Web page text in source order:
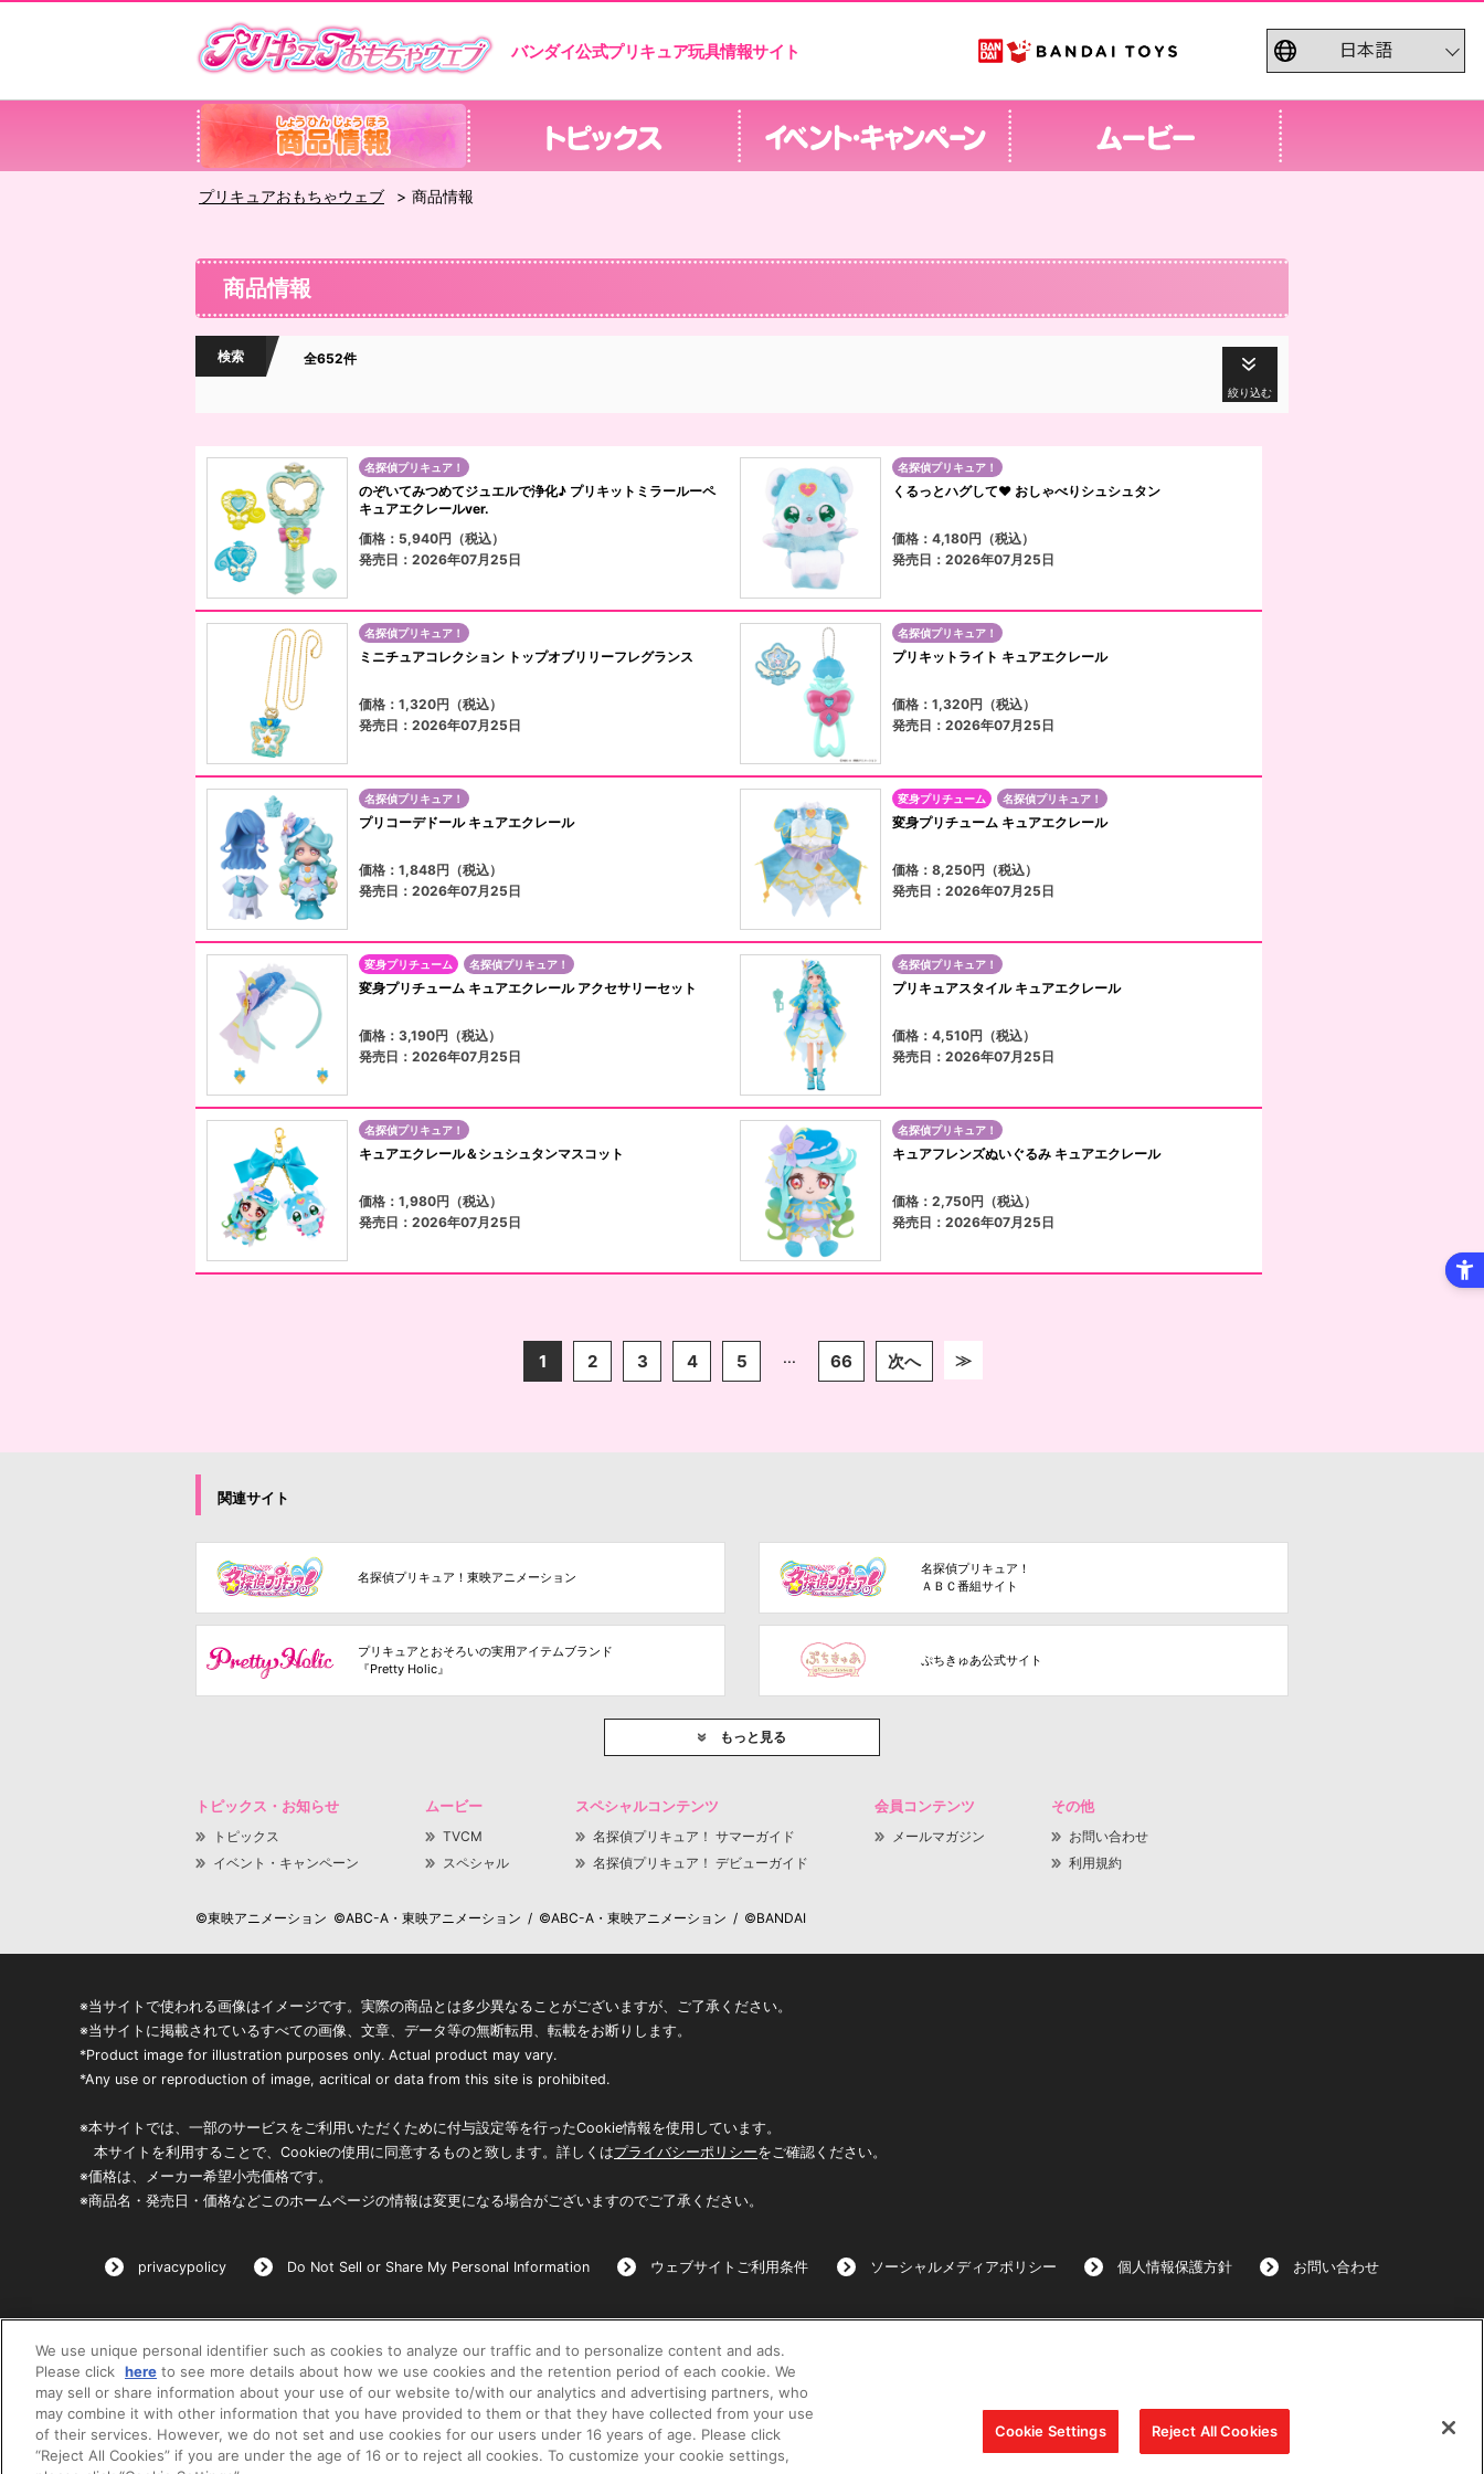
バンダイ公式プリキュア玩具情報サイト
プリキュアおもちゃウェブ 商品情報
商品情報
検索 全652件
絞り込む
名探偵プリキュア！
のぞいてみつめてジュエルで浄化♪ プリキットミラールーペ
キュアエクレールver.
価格：5,940円（税込）
発売日：2026年07月25日
名探偵プリキュア！
くるっとハグして♥ おしゃべりシュシュタン
価格：4,180円（税込）
発売日：2026年07月25日
名探偵プリキュア！
ミニチュアコレクション トップオブリリーフレグランス
価格：1,320円（税込）
発売日：2026年07月25日
名探偵プリキュア！
プリキットライト キュアエクレール
価格：1,320円（税込）
発売日：2026年07月25日
名探偵プリキュア！
プリコーデドール キュアエクレール
価格：1,848円（税込）
発売日：2026年07月25日
変身プリチューム 名探偵プリキュア！
変身プリチューム キュアエクレール
価格：8,250円（税込）
発売日：2026年07月25日
変身プリチューム 名探偵プリキュア！
変身プリチューム キュアエクレール アクセサリーセット
価格：3,190円（税込）
発売日：2026年07月25日
名探偵プリキュア！
プリキュアスタイル キュアエクレール
価格：4,510円（税込）
発売日：2026年07月25日
名探偵プリキュア！
キュアエクレール＆シュシュタンマスコット
価格：1,980円（税込）
発売日：2026年07月25日
名探偵プリキュア！
キュアフレンズぬいぐるみ キュアエクレール
価格：2,750円（税込）
発売日：2026年07月25日
1 2 3 4 5 ... 66 次へ ≫
関連サイト
名探偵プリキュア！東映アニメーション
名探偵プリキュア！
ＡＢＣ番組サイト
プリキュアとおそろいの実用アイテムブランド
『Pretty Holic』
ぷちきゅあ公式サイト
もっと見る
トピックス・お知らせ
トピックス
イベント・キャンペーン
ムービー
TVCM
スペシャル
スペシャルコンテンツ
名探偵プリキュア！ サマーガイド
名探偵プリキュア！ デビューガイド
会員コンテンツ
メールマガジン
その他
お問い合わせ
利用規約
©東映アニメーション ©ABC-A・東映アニメーション / ©ABC-A・東映アニメーション / ©BANDAI
※当サイトで使われる画像はイメージです。実際の商品とは多少異なることがございますが、ご了承ください。
※当サイトに掲載されているすべての画像、文章、データ等の無断転用、転載をお断りします。
*Product image for illustration purposes only. Actual product may vary.
*Any use or reproduction of image, acritical or data from this site is prohibited.
※本サイトでは、一部のサービスをご利用いただくために付与設定等を行ったCookie情報を使用しています。
本サイトを利用することで、Cookieの使用に同意するものと致します。詳しくはプライバシーポリシーをご確認ください。
※価格は、メーカー希望小売価格です。
※商品名・発売日・価格などこのホームページの情報は変更になる場合がございますのでご了承ください。
privacypolicy Do Not Sell or Share My Personal Information ウェブサイトご利用条件 ソーシャルメディアポリシー 個人情報保護方針 お問い合わせ
©BANDAI
コピーライト一覧を表示する
We use unique personal identifier such as cookies to analyze our traffic and to personalize content and ads.
Please click here to see more details about how we use cookies and the retention period of each cookie. We
may sell or share information about your use of our website to/with our analytics and advertising partners, who
may combine it with other information that you have provided to them or that they have collected from your use
of their services. However, we do not set and use cookies for our users under 16 years of age. Please click
“Reject All Cookies” if you are under the age of 16 or to reject all cookies. To customize your cookie settings,
Cookie Settings Reject All Cookies